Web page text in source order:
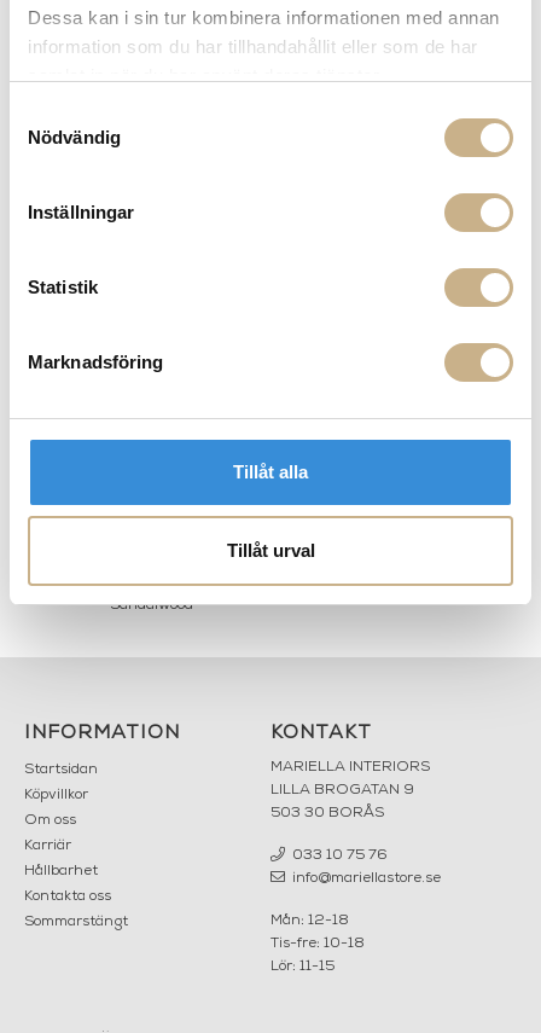
Dessa kan i sin tur kombinera informationen med annan
information som du har tillhandahållit eller som de har
Nödvändig
Inställningar
Statistik
Marknadsföring
Tillåt alla
Tillåt urval
900:- i frakt vid köp av större möbler
Hämta i butik
Doftljus - Amber &
Sandalwood
Doftljus - Basil & Mandarin
INFORMATION
Startsidan
Köpvillkor
Om oss
Karriär
Hållbarhet
Kontakta oss
Sommarstängt
KONTAKT
MARIELLA INTERIORS
LILLA BROGATAN 9
503 30 BORÅS
033 10 75 76
info@mariellastore.se
Mån: 12-18
Tis-fre: 10-18
Lör: 11-15